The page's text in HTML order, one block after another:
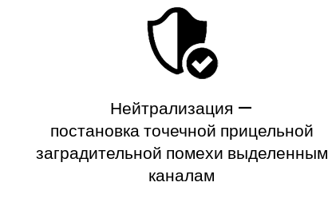
Нейтрализация —
постановка точечной прицельной
заградительной помехи выделенным
каналам